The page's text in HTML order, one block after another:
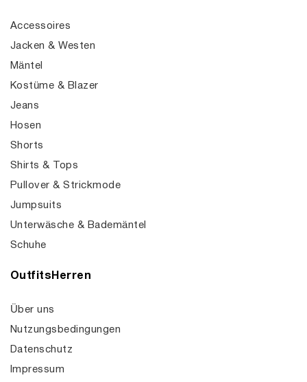
Accessoires
Jacken & Westen
Mäntel
Kostüme & Blazer
Jeans
Hosen
Shorts
Shirts & Tops
Pullover & Strickmode
Jumpsuits
Unterwäsche & Bademäntel
Schuhe
OutfitsHerren
Über uns
Nutzungsbedingungen
Datenschutz
Impressum